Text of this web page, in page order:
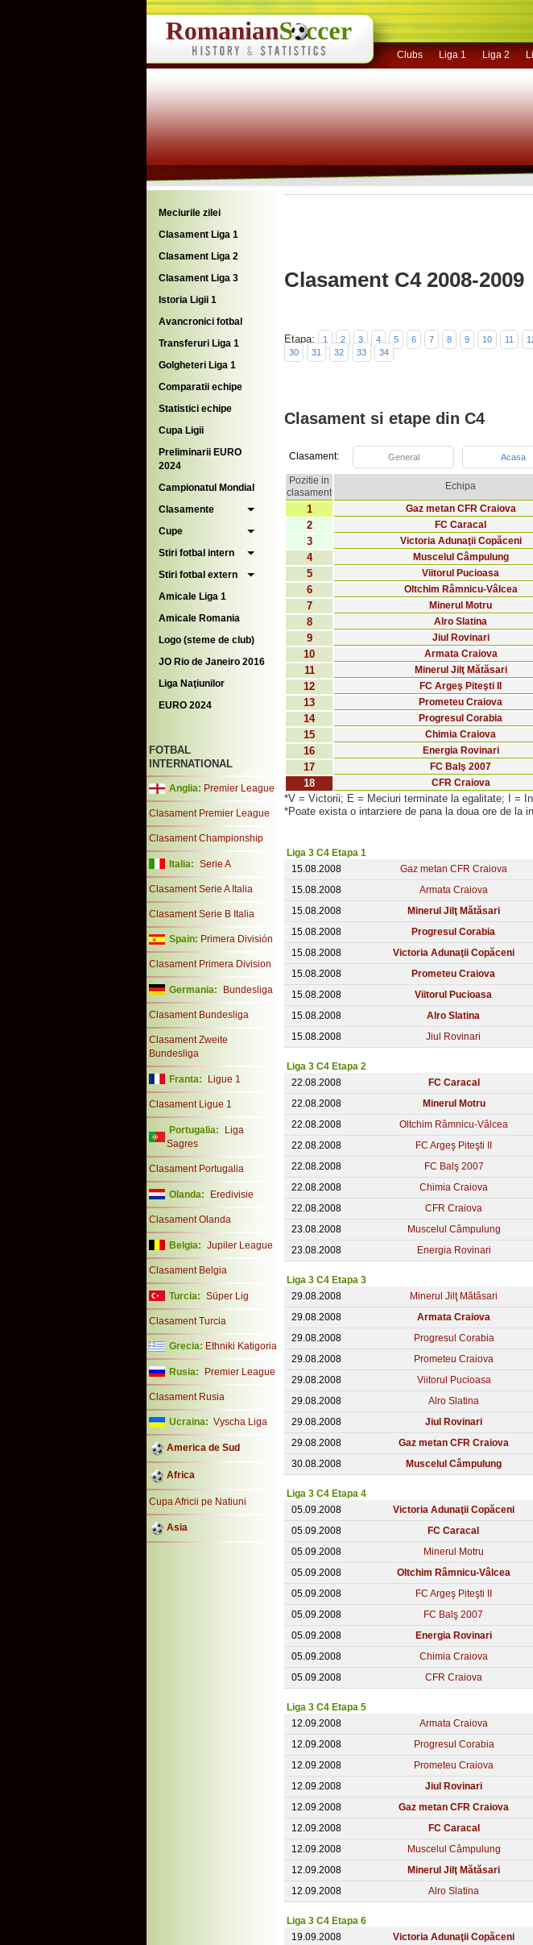
Clubs Liga 1 Liga 2
Meciurile zilei
Clasament Liga 1
Clasament Liga 2
Clasament Liga 3
Istoria Ligii 1
Avancronici fotbal
Transferuri Liga 1
Golgheteri Liga 1
Comparatii echipe
Statistici echipe
Cupa Ligii
Preliminarii EURO
2024
Campionatul Mondial
Clasamente
Cupe
Stiri fotbal intern
Stiri fotbal extern
Amicale Liga 1
Amicale Romania
Logo (steme de club)
JO Rio de Janeiro 2016
Liga Naţiunilor
EURO 2024
FOTBAL
INTERNATIONAL
Anglia: Premier League
Clasament Premier League
Clasament Championship
Italia: Serie A
Clasament Serie A Italia
Clasament Serie B Italia
Spain: Primera División
Clasament Primera Division
Germania: Bundesliga
Clasament Bundesliga
Clasament Zweite
Bundesliga
Franta: Ligue 1
Clasament Ligue 1
Portugalia:
Liga
Sagres
Clasament Portugalia
Olanda: Eredivisie
Clasament Olanda
Belgia: Jupiler League
Clasament Belgia
Turcia: Süper Lig
Clasament Turcia
Grecia: Ethniki Katigoria
Rusia: Premier League
Clasament Rusia
Ucraina: Vyscha Liga
America de Sud
Africa
Cupa Africii pe Natiuni
Asia
Clasament C4 2008-2009
Etapa: 1 2 3 4 5 6 7 8 9 10 11
30
31 32 33 34
Clasament si etape din C4
Clasament: General Acasa
Pozitie in
clasament
Echipa
1
Gaz metan CFR Craiova
2
FC Caracal
3
Victoria Adunaţii Copăceni
4
Muscelul Câmpulung
5
Viitorul Pucioasa
6
Oltchim Râmnicu-Vâlcea
7
Minerul Motru
8
Alro Slatina
9
Jiul Rovinari
10
Armata Craiova
11
Minerul Jilţ Mătăsari
12
FC Argeş Piteşti II
13
Prometeu Craiova
14
Progresul Corabia
15
Chimia Craiova
16
Energia Rovinari
17
FC Balş 2007
18
CFR Craiova
*V = Victorii; E = Meciuri terminate la egalitate; I =
*Poate exista o intarziere de pana la doua ore de la
Liga 3 C4 Etapa 1
15.08.2008
Gaz metan CFR Craiova
15.08.2008
Armata Craiova
15.08.2008
Minerul Jilţ Mătăsari
15.08.2008
Progresul Corabia
15.08.2008
Victoria Adunaţii Copăceni
15.08.2008
Prometeu Craiova
15.08.2008
Viitorul Pucioasa
15.08.2008
Alro Slatina
15.08.2008
Jiul Rovinari
Liga 3 C4 Etapa 2
22.08.2008
FC Caracal
22.08.2008
Minerul Motru
22.08.2008
Oltchim Râmnicu-Vâlcea
22.08.2008
FC Argeş Piteşti II
22.08.2008
FC Balş 2007
22.08.2008
Chimia Craiova
22.08.2008
CFR Craiova
23.08.2008
Muscelul Câmpulung
23.08.2008
Energia Rovinari
Liga 3 C4 Etapa 3
29.08.2008
Minerul Jilţ Mătăsari
29.08.2008
Armata Craiova
29.08.2008
Progresul Corabia
29.08.2008
Prometeu Craiova
29.08.2008
Viitorul Pucioasa
29.08.2008
Alro Slatina
29.08.2008
Jiul Rovinari
29.08.2008
Gaz metan CFR Craiova
30.08.2008
Muscelul Câmpulung
Liga 3 C4 Etapa 4
05.09.2008
Victoria Adunaţii Copăceni
05.09.2008
FC Caracal
05.09.2008
Minerul Motru
05.09.2008
Oltchim Râmnicu-Vâlcea
05.09.2008
FC Argeş Piteşti II
05.09.2008
FC Balş 2007
05.09.2008
Energia Rovinari
05.09.2008
Chimia Craiova
05.09.2008
CFR Craiova
Liga 3 C4 Etapa 5
12.09.2008
Armata Craiova
12.09.2008
Progresul Corabia
12.09.2008
Prometeu Craiova
12.09.2008
Jiul Rovinari
12.09.2008
Gaz metan CFR Craiova
12.09.2008
FC Caracal
12.09.2008
Muscelul Câmpulung
12.09.2008
Minerul Jilţ Mătăsari
12.09.2008
Alro Slatina
Liga 3 C4 Etapa 6
19.09.2008
Victoria Adunaţii Copăceni